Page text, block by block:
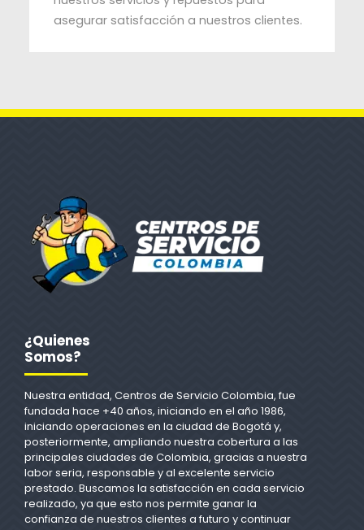
asegurar satisfacción a nuestros clientes.
¿Quienes
Somos?
Nuestra entidad, Centros de Servicio Colombia, fue
fundada hace +40 años, iniciando en el año 1986,
iniciando operaciones en la ciudad de Bogotá y,
posteriormente, ampliando nuestra cobertura a las
principales ciudades de Colombia, gracias a nuestra
labor seria, responsable y al excelente servicio
prestado. Buscamos la satisfacción en cada servicio
realizado, ya que esto nos permite ganar la
confianza de nuestros clientes a futuro y continuar